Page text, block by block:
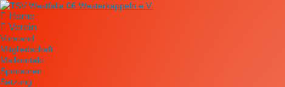
Home
Verein
Vorstand
Mitgliedschaft
Mailkontakt
Sponsoren
Satzung